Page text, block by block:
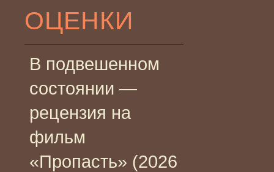
ОЦЕНКИ
В подвешенном
состоянии —
рецензия на
фильм
«Пропасть» (2026